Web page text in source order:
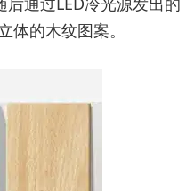
的木纹图案。